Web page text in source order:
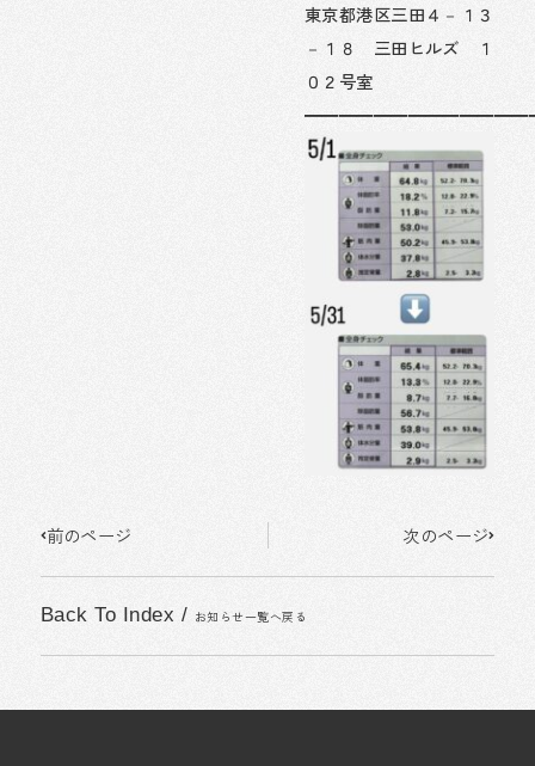
東京都港区三田４－１３
－１８ 三田ヒルズ １
０２号室
前のページ 次のページ
Back To Index / お知らせ一覧へ戻る